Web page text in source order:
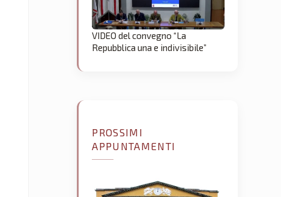
VIDEO del convegno “La
Repubblica una e indivisibile”
PROSSIMI
APPUNTAMENTI